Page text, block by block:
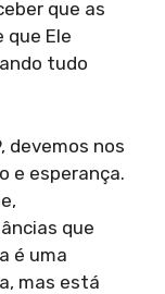
que as
que Ele
tudo
devemos nos
e esperança.
que
é uma
mas está